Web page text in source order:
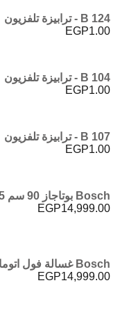
B 124 - ترابيزة تلفزيون
EGP1.00
B 104 - ترابيزة تلفزيون
EGP1.00
B 107 - ترابيزة تلفزيون
EGP1.00
Bosch بوتاجاز 90 سم 5 شعلة بوش
EGP14,999.00
Bosch غسالة فول اتوماتيك بوش
EGP14,999.00